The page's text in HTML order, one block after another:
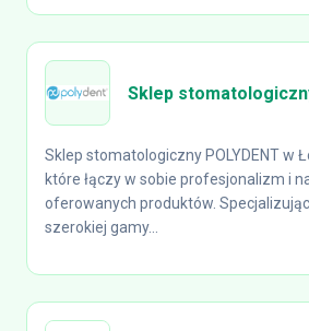
Sklep
Sklep stomatologiczny POLYDENT w
które łączy w sobie profesjonalizm i
oferowanych produktów.
szerokiej gamy...